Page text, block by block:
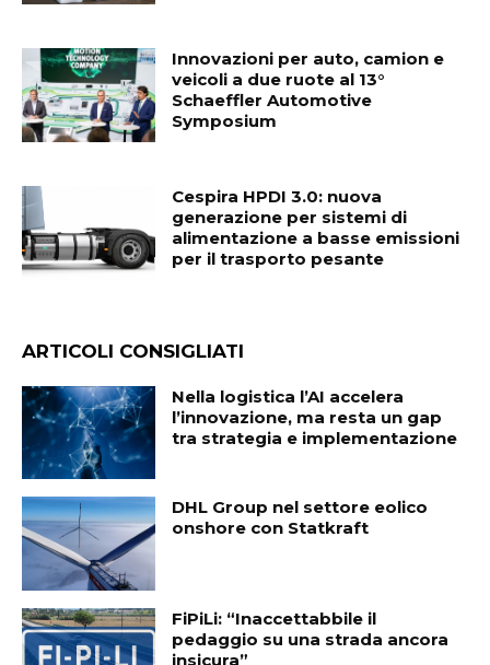
Innovazioni per auto, camion e
veicoli a due ruote al 13°
Schaeffler Automotive
Symposium
Cespira HPDI 3.0: nuova
generazione per sistemi di
alimentazione a basse emissioni
per il trasporto pesante
ARTICOLI CONSIGLIATI
Nella logistica l’AI accelera
l’innovazione, ma resta un gap
tra strategia e implementazione
DHL Group nel settore eolico
onshore con Statkraft
FiPiLi: “Inaccettabbile il
pedaggio su una strada ancora
insicura”